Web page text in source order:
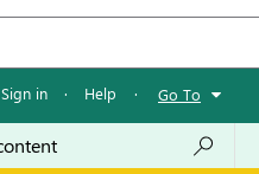
Sign in · Help · Go To